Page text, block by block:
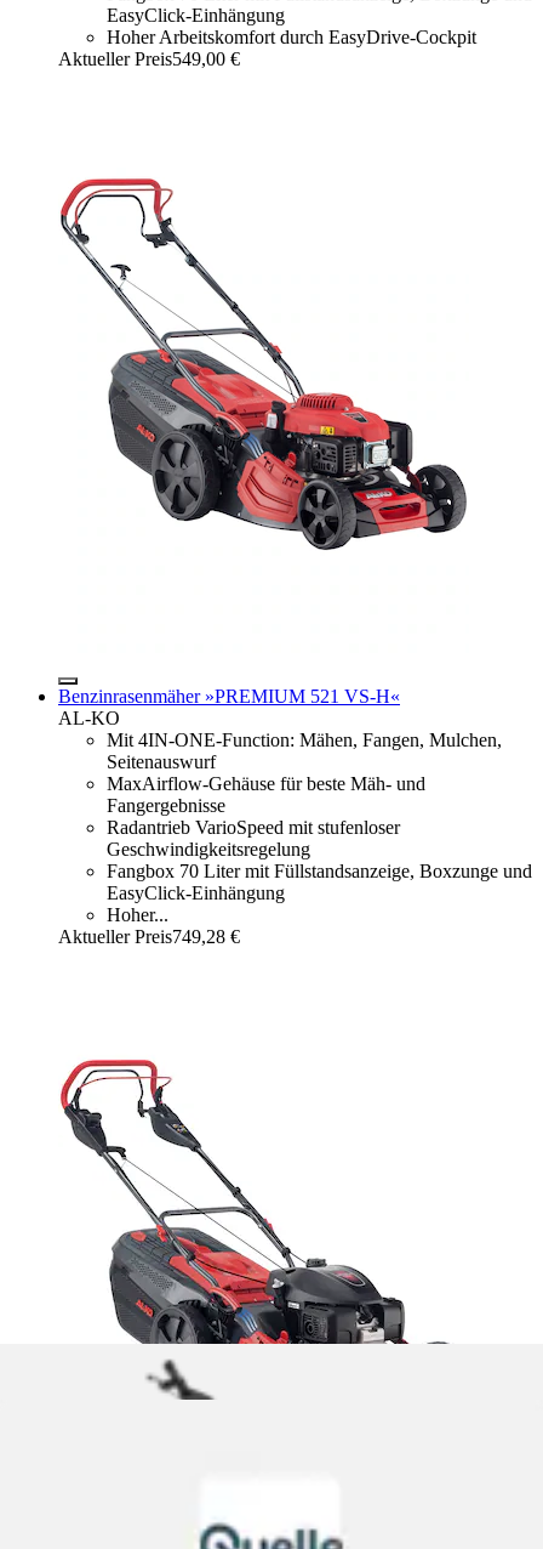
EasyClick-Einhängung
Hoher Arbeitskomfort durch EasyDrive-Cockpit
Aktueller Preis549,00 €
Benzinrasenmäher »PREMIUM 521 VS-H«
AL-KO
Mit 4IN-ONE-Function: Mähen, Fangen, Mulchen,
Seitenauswurf
MaxAirflow-Gehäuse für beste Mäh- und
Fangergebnisse
Radantrieb VarioSpeed mit stufenloser
Geschwindigkeitsregelung
Fangbox 70 Liter mit Füllstandsanzeige, Boxzunge und
EasyClick-Einhängung
Hoher...
Aktueller Preis749,28 €